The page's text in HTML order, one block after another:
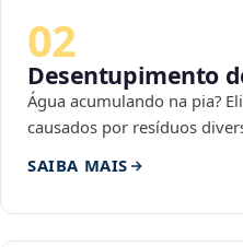
02
Desentupimento
Água acumulando na pia?
causados por resíduos
SAIBA MAIS